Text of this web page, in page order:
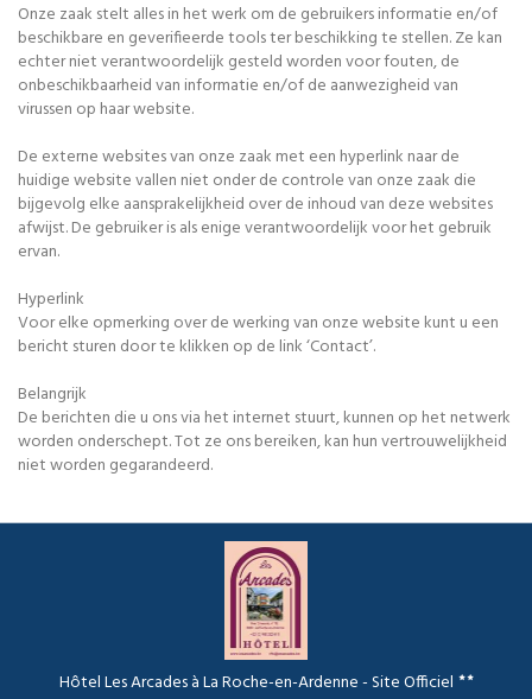
Onze zaak stelt alles in het werk om de gebruikers informatie en/of
beschikbare en geverifieerde tools ter beschikking te stellen. Ze kan
echter niet verantwoordelijk gesteld worden voor fouten, de
onbeschikbaarheid van informatie en/of de aanwezigheid van
virussen op haar website.
De externe websites van onze zaak met een hyperlink naar de
huidige website vallen niet onder de controle van onze zaak die
bijgevolg elke aansprakelijkheid over de inhoud van deze websites
afwijst. De gebruiker is als enige verantwoordelijk voor het gebruik
ervan.
Hyperlink
Voor elke opmerking over de werking van onze website kunt u een
bericht sturen door te klikken op de link ‘Contact’.
Belangrijk
De berichten die u ons via het internet stuurt, kunnen op het netwerk
worden onderschept. Tot ze ons bereiken, kan hun vertrouwelijkheid
niet worden gegarandeerd.
Hôtel Les Arcades à La Roche-en-Ardenne - Site Officiel